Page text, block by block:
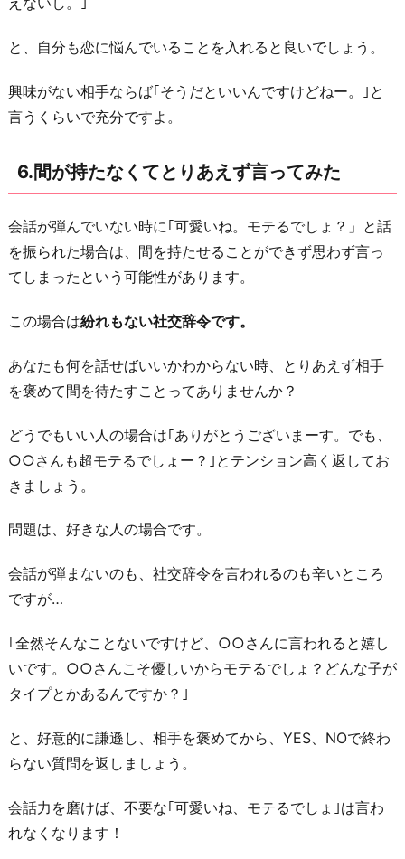
と、自分も恋に悩んでいることを入れると良いでしょう。
興味がない相手ならば｢そうだといいんですけどねー。｣と
言うくらいで充分ですよ。
6.間が持たなくてとりあえず言ってみた
会話が弾んでいない時に｢可愛いね。モテるでしょ？」と話
を振られた場合は、間を持たせることができず思わず言っ
てしまったという可能性があります。
この場合は紛れもない社交辞令です。
あなたも何を話せばいいかわからない時、とりあえず相手
を褒めて間を待たすことってありませんか？
どうでもいい人の場合は｢ありがとうございまーす。でも、
○○さんも超モテるでしょー？｣とテンション高く返してお
きましょう。
問題は、好きな人の場合です。
会話が弾まないのも、社交辞令を言われるのも辛いところ
ですが…
｢全然そんなことないですけど、○○さんに言われると嬉し
いです。○○さんこそ優しいからモテるでしょ？どんな子が
タイプとかあるんですか？｣
と、好意的に謙遜し、相手を褒めてから、YES、NOで終わ
らない質問を返しましょう。
会話力を磨けば、不要な｢可愛いね、モテるでしょ｣は言わ
れなくなります！